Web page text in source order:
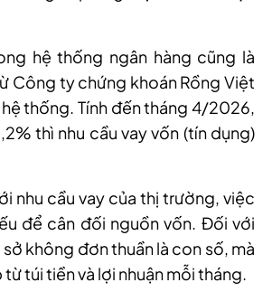
hệ thống ngân hàng cũng là
Công ty chứng khoán Rồng Việt
thống. Tính đến tháng 4/2026,
thì nhu cầu vay vốn (tín dụng)
nhu cầu vay của thị trường, việc
để cân đối nguồn vốn. Đối với
không đơn thuần là con số, mà
túi tiền và lợi nhuận mỗi tháng.